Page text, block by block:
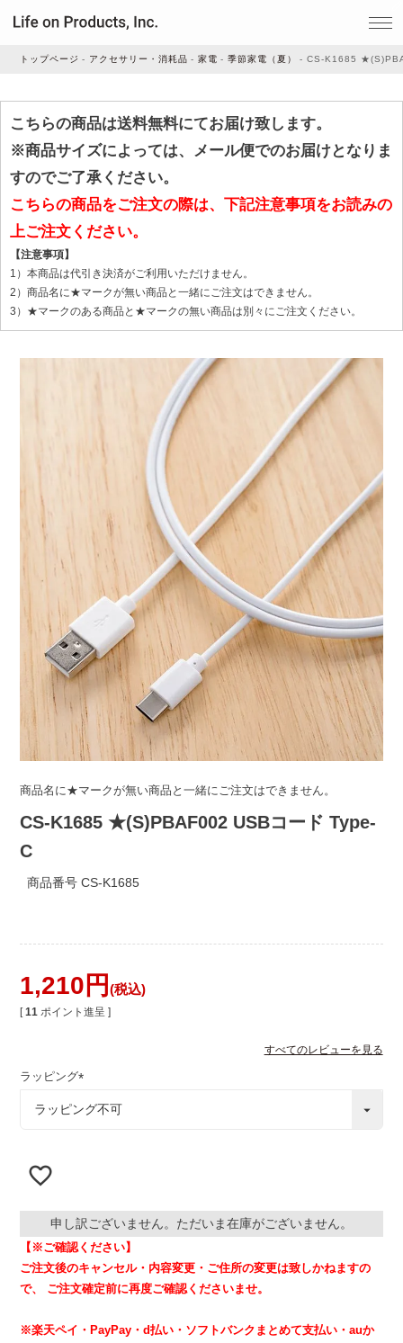
家事・生活雑貨
ルームフレグランス
ビューティー
ライト・シーリングファン
アクセサリー・消耗品
アウトレット
トップページ アクセサリー・消耗品 家電 季節家電（夏） CS-K1685
こちらの商品は送料無料にてお届け致します。
※商品サイズによっては、メール便でのお届けとなりま
すのでご了承ください。
こちらの商品をご注文の際は、下記注意事項をお読みの
上ご注文ください。
【注意事項】
1）本商品は代引き決済がご利用いただけません。
2）商品名に★マークが無い商品と一緒にご注文はできません。
3）★マークのある商品と★マークの無い商品は別々にご注文ください。
商品名に★マークが無い商品と一緒にご注文はできません。
CS-K1685 ★(S)PBAF002 USBコード Type-
C
商品番号 CS-K1685
1,210 税込
[ 11 ポイント進呈 ]
すべてのレビューを見る
ラッピング
必
申し訳ございません。ただいま在庫がございません。
【※ご確認ください】
ご注文後のキャンセル・内容変更・ご住所の変更は致しかねますの
で、
ご注文確定前に再度ご確認くださいませ。
※楽天ペイ・PayPay・d払い・ソフトバンクまとめて支払い・auか